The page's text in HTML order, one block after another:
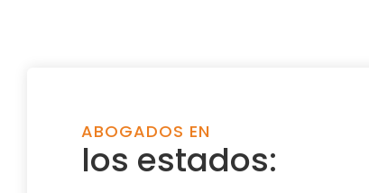
ABOGADOS EN
los estados: